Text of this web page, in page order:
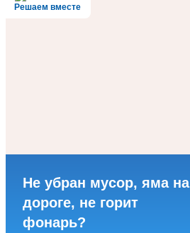
Решаем вместе
Не убран мусор, яма на
дороге, не горит
фонарь?